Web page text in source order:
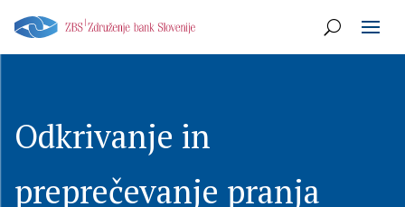
Odkrivanje in
preprečevanje pranja